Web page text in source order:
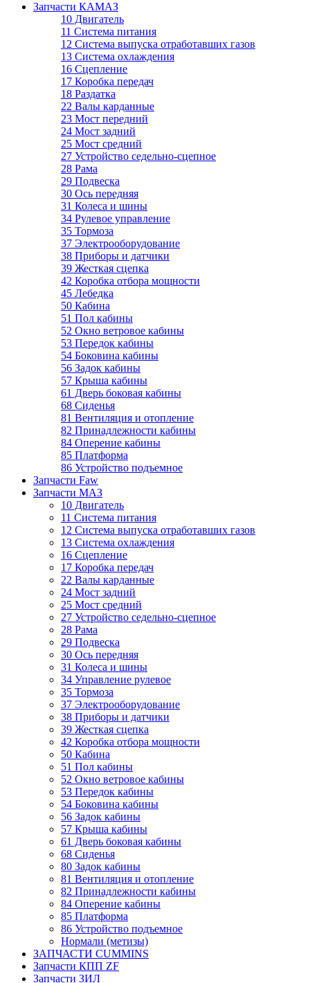
Запчасти КАМАЗ
10 Двигатель
11 Система питания
12 Система выпуска отработавших газов
13 Система охлаждения
16 Сцепление
17 Коробка передач
18 Раздатка
22 Валы карданные
23 Мост передний
24 Мост задний
25 Мост средний
27 Устройство седельно-сцепное
28 Рама
29 Подвеска
30 Ось передняя
31 Колеса и шины
34 Рулевое управление
35 Тормоза
37 Электрооборудование
38 Приборы и датчики
39 Жесткая сцепка
42 Коробка отбора мощности
45 Лебедка
50 Кабина
51 Пол кабины
52 Окно ветровое кабины
53 Передок кабины
54 Боковина кабины
56 Задок кабины
57 Крыша кабины
61 Дверь боковая кабины
68 Сиденья
81 Вентиляция и отопление
82 Принадлежности кабины
84 Оперение кабины
85 Платформа
86 Устройство подъемное
Запчасти Faw
Запчасти МАЗ
10 Двигатель
11 Система питания
12 Система выпуска отработавших газов
13 Система охлаждения
16 Сцепление
17 Коробка передач
22 Валы карданные
24 Мост задний
25 Мост средний
27 Устройство седельно-сцепное
28 Рама
29 Подвеска
30 Ось передняя
31 Колеса и шины
34 Управление рулевое
35 Тормоза
37 Электрооборудование
38 Приборы и датчики
39 Жесткая сцепка
42 Коробка отбора мощности
50 Кабина
51 Пол кабины
52 Окно ветровое кабины
53 Передок кабины
54 Боковина кабины
56 Задок кабины
57 Крыша кабины
61 Дверь боковая кабины
68 Сиденья
80 Задок кабины
81 Вентиляция и отопление
82 Принадлежности кабины
84 Оперение кабины
85 Платформа
86 Устройство подъемное
Нормали (метизы)
ЗАПЧАСТИ CUMMINS
Запчасти КПП ZF
Запчасти ЗИЛ